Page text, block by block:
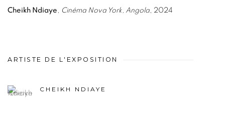
Cheikh Ndiaye Cinéma Nova York, Angola , 2024
ARTISTE DE L'EXPOSITION
CHEIKH NDIAYE